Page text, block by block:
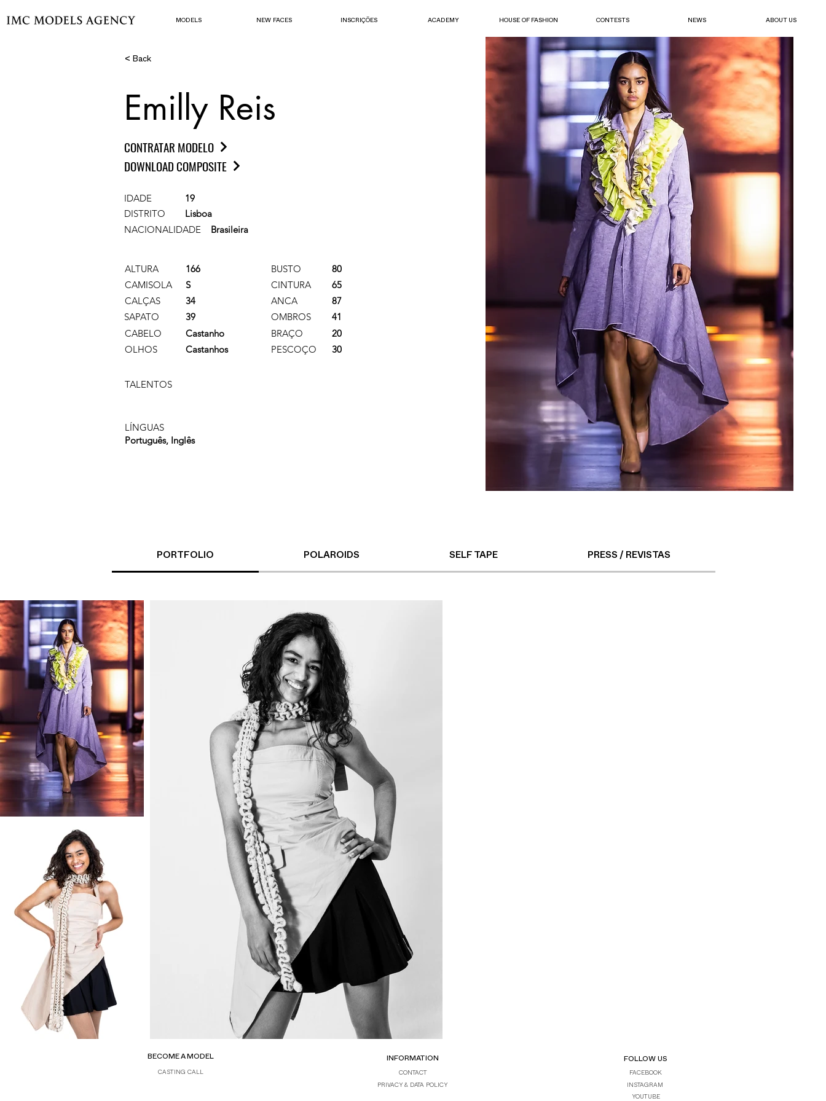
MODELS NEW FACES INSCRIÇÕES ACADEMY HOUSE OF FASHION CONTESTS NEWS ABOUT US
< Back
Emilly Reis
CONTRATAR MODELO
DOWNLOAD COMPOSITE
IDADE
19
DISTRITO
Lisboa
NACIONALIDADE
Brasileira
ALTURA
166
CAMISOLA
S
CALÇAS
34
SAPATO
39
CABELO
Castanho
OLHOS
Castanhos
BUSTO
80
CINTURA
65
ANCA
87
OMBROS
41
BRAÇO
20
PESCOÇO
30
TALENTOS
LÍNGUAS
Português, Inglês
PORTFOLIO POLAROIDS SELF TAPE PRESS / REVISTAS
BECOME A MODEL
CASTING CALL
INFORMATION
CONTACT
PRIVACY & DATA POLICY
FOLLOW US
FACEBOOK
INSTAGRAM
YOUTUBE